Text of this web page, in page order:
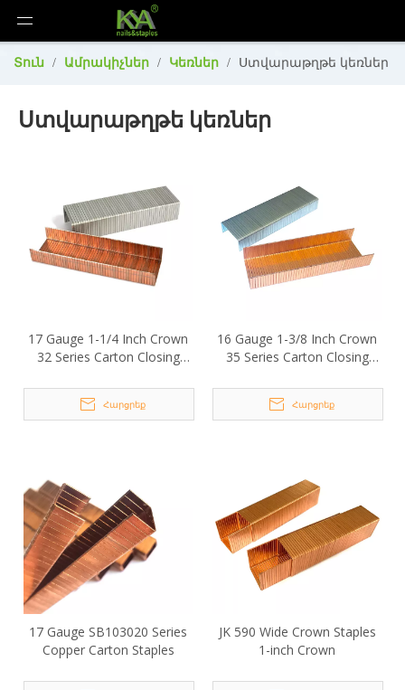
Տուն / Ամրակիչներ / Կեռներ / Ստվարաթղթե կեռներ
Ստվարաթղթե կեռներ
17 Gauge 1-1/4 Inch Crown
32 Series Carton Closing
Հարցրեք
16 Gauge 1-3/8 Inch Crown
35 Series Carton Closing
Հարցրեք
17 Gauge SB103020 Series
Copper Carton Staples
JK 590 Wide Crown Staples
1-inch Crown